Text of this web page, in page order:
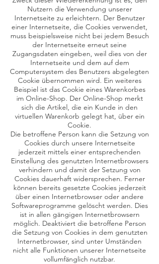
Nutzern die Verwendung unserer
Internetseite zu erleichtern. Der Benutzer
einer Internetseite, die Cookies verwendet,
muss beispielsweise nicht bei jedem Besuch
der Internetseite erneut seine
Zugangsdaten eingeben, weil dies von der
Internetseite und dem auf dem
Computersystem des Benutzers abgelegten
Cookie übernommen wird. Ein weiteres
Beispiel ist das Cookie eines Warenkorbes
im Online-Shop. Der Online-Shop merkt
sich die Artikel, die ein Kunde in den
virtuellen Warenkorb gelegt hat, über ein
Cookie.
Die betroffene Person kann die Setzung von
Cookies durch unsere Internetseite
jederzeit mittels einer entsprechenden
Einstellung des genutzten Internetbrowsers
verhindern und damit der Setzung von
Cookies dauerhaft widersprechen. Ferner
können bereits gesetzte Cookies jederzeit
über einen Internetbrowser oder andere
Softwareprogramme gelöscht werden. Dies
ist in allen gängigen Internetbrowsern
möglich. Deaktiviert die betroffene Person
die Setzung von Cookies in dem genutzten
Internetbrowser, sind unter Umständen
nicht alle Funktionen unserer Internetseite
vollumfänglich nutzbar.